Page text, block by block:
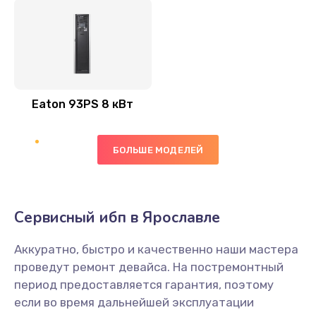
Eaton 93PS 8 кВт
БОЛЬШЕ МОДЕЛЕЙ
Сервисный ибп в Ярославле
Аккуратно, быстро и качественно наши мастера
проведут ремонт девайса. На постремонтный
период предоставляется гарантия, поэтому
если во время дальнейшей эксплуатации